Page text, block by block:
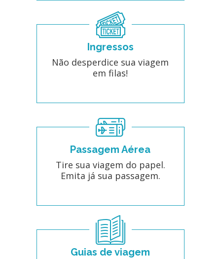
Ingressos
Não desperdice sua viagem
em filas!
Passagem Aérea
Tire sua viagem do papel.
Emita já sua passagem.
Guias de viagem